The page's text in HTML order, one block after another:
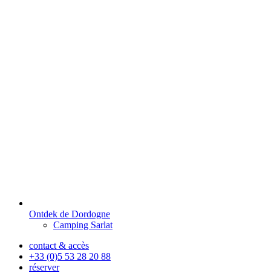
Ontdek de Dordogne
Camping Sarlat
contact & accès
+33 (0)5 53 28 20 88
réserver